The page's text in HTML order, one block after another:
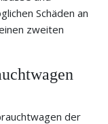
Schäden an
zweiten
der